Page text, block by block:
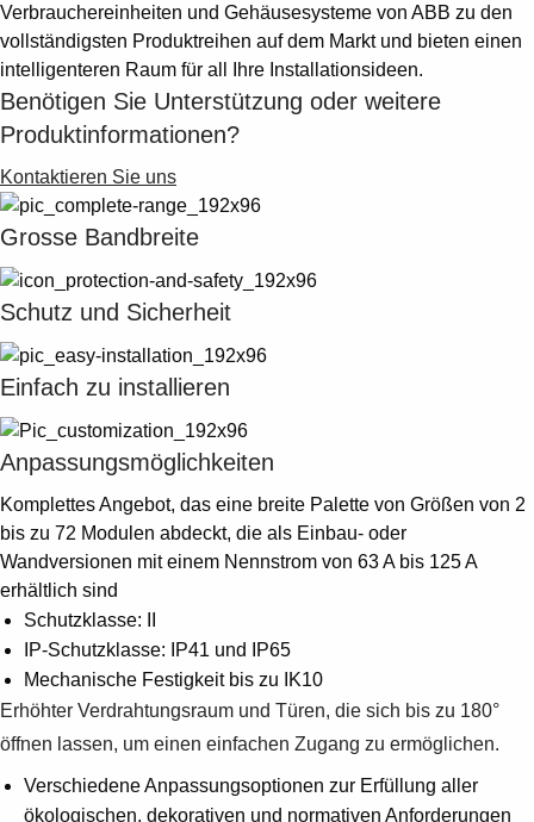
Suggestions
Products
See more products
0
Verbrauchereinheiten und Gehäusesysteme von ABB zu den
vollständigsten Produktreihen auf dem Markt und bieten einen
intelligenteren Raum für all Ihre Installationsideen.
Benötigen Sie Unterstützung oder weitere
Produktinformationen?
Kontaktieren Sie uns
Grosse Bandbreite
Schutz und Sicherheit
Einfach zu installieren
Anpassungsmöglichkeiten
Komplettes Angebot, das eine breite Palette von Größen von 2
bis zu 72 Modulen abdeckt, die als Einbau- oder
Wandversionen mit einem Nennstrom von 63 A bis 125 A
erhältlich sind
Schutzklasse: II
IP-Schutzklasse: IP41 und IP65
Mechanische Festigkeit bis zu IK10
Erhöhter Verdrahtungsraum und Türen, die sich bis zu 180°
öffnen lassen, um einen einfachen Zugang zu ermöglichen.
Verschiedene Anpassungsoptionen zur Erfüllung aller
ökologischen, dekorativen und normativen Anforderungen